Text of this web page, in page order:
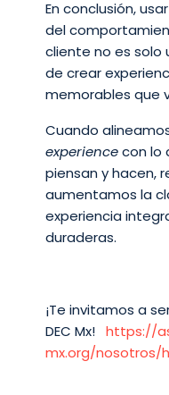
En conclusión,
del
cliente no es solo
de crear
memorables que
Cuando
experiencecon lo
piensan y hacen,
aumentamos la
experiencia
duraderas.
¡Te invitamos a
DEC Mx! https://
mx.org/nosotros/